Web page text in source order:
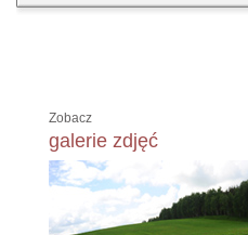
Zobacz
galerie zdjęć